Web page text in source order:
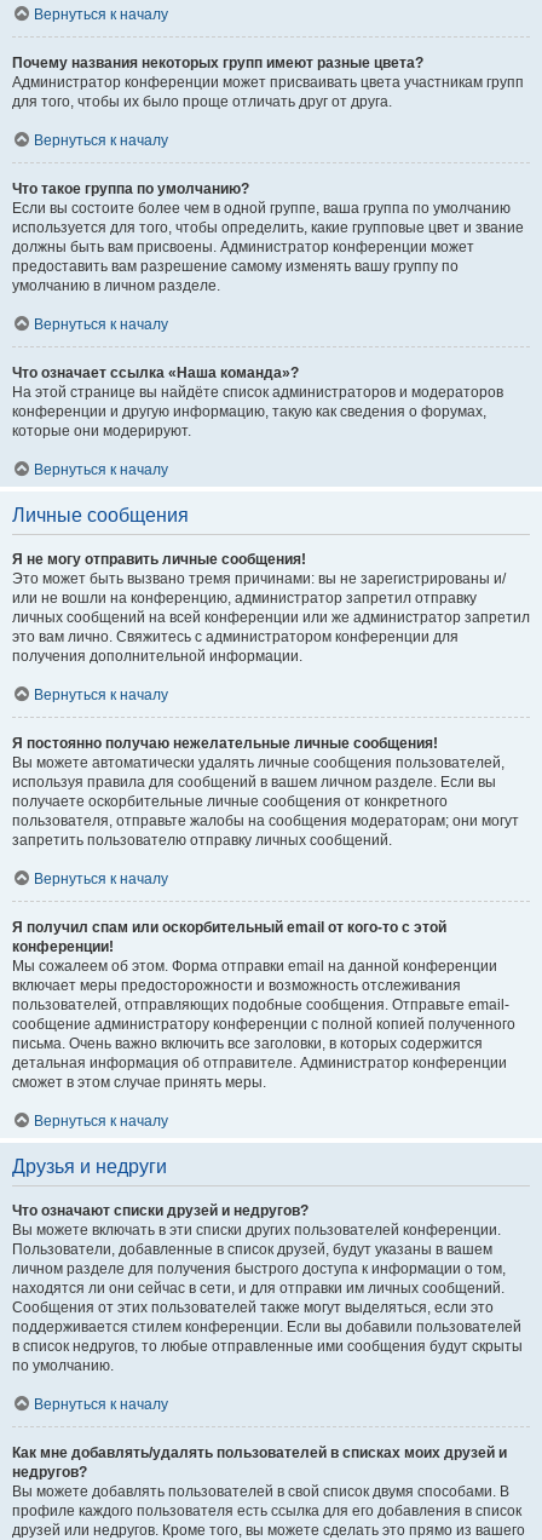
Вернуться к началу
Почему названия некоторых групп имеют разные цвета?
Администратор конференции может присваивать цвета участникам групп
для того, чтобы их было проще отличать друг от друга.
Вернуться к началу
Что такое группа по умолчанию?
Если вы состоите более чем в одной группе, ваша группа по умолчанию
используется для того, чтобы определить, какие групповые цвет и звание
должны быть вам присвоены. Администратор конференции может
предоставить вам разрешение самому изменять вашу группу по
умолчанию в личном разделе.
Вернуться к началу
Что означает ссылка «Наша команда»?
На этой странице вы найдёте список администраторов и модераторов
конференции и другую информацию, такую как сведения о форумах,
которые они модерируют.
Вернуться к началу
Личные сообщения
Я не могу отправить личные сообщения!
Это может быть вызвано тремя причинами: вы не зарегистрированы и/
или не вошли на конференцию, администратор запретил отправку
личных сообщений на всей конференции или же администратор запретил
это вам лично. Свяжитесь с администратором конференции для
получения дополнительной информации.
Вернуться к началу
Я постоянно получаю нежелательные личные сообщения!
Вы можете автоматически удалять личные сообщения пользователей,
используя правила для сообщений в вашем личном разделе. Если вы
получаете оскорбительные личные сообщения от конкретного
пользователя, отправьте жалобы на сообщения модераторам; они могут
запретить пользователю отправку личных сообщений.
Вернуться к началу
Я получил спам или оскорбительный email от кого-то с этой
конференции!
Мы сожалеем об этом. Форма отправки email на данной конференции
включает меры предосторожности и возможность отслеживания
пользователей, отправляющих подобные сообщения. Отправьте email-
сообщение администратору конференции с полной копией полученного
письма. Очень важно включить все заголовки, в которых содержится
детальная информация об отправителе. Администратор конференции
сможет в этом случае принять меры.
Вернуться к началу
Друзья и недруги
Что означают списки друзей и недругов?
Вы можете включать в эти списки других пользователей конференции.
Пользователи, добавленные в список друзей, будут указаны в вашем
личном разделе для получения быстрого доступа к информации о том,
находятся ли они сейчас в сети, и для отправки им личных сообщений.
Сообщения от этих пользователей также могут выделяться, если это
поддерживается стилем конференции. Если вы добавили пользователей
в список недругов, то любые отправленные ими сообщения будут скрыты
по умолчанию.
Вернуться к началу
Как мне добавлять/удалять пользователей в списках моих друзей и
недругов?
Вы можете добавлять пользователей в свой список двумя способами. В
профиле каждого пользователя есть ссылка для его добавления в список
друзей или недругов. Кроме того, вы можете сделать это прямо из вашего